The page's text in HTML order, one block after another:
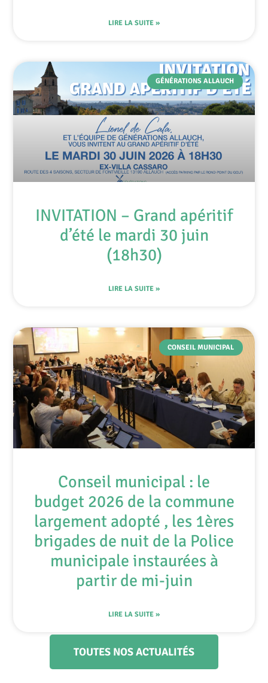
LIRE LA SUITE »
GÉNÉRATIONS ALLAUCH
INVITATION – Grand apéritif
d’été le mardi 30 juin
(18h30)
LIRE LA SUITE »
CONSEIL MUNICIPAL
Conseil municipal : le
budget 2026 de la commune
largement adopté , les 1ères
brigades de nuit de la Police
municipale instaurées à
partir de mi-juin
LIRE LA SUITE »
TOUTES NOS ACTUALITÉS